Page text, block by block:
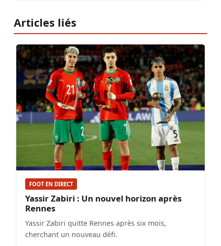
Articles liés
FOOT EN DIRECT
Yassir Zabiri : Un nouvel horizon après
Rennes
Yassir Zabiri quitte Rennes après six mois,
cherchant un nouveau défi.